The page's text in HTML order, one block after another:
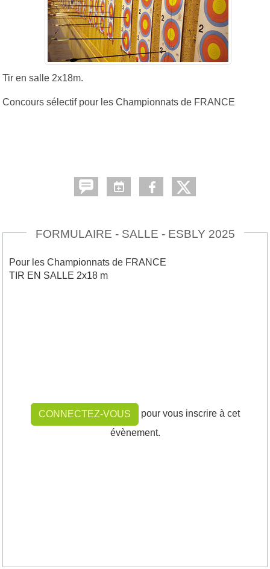
Tir en salle 2x18m.
Concours sélectif pour les Championnats de FRANCE
FORMULAIRE - SALLE - ESBLY 2025
Pour les Championnats de FRANCE
TIR EN SALLE 2x18 m
CONNECTEZ-VOUS
pour vous inscrire à cet
évènement.